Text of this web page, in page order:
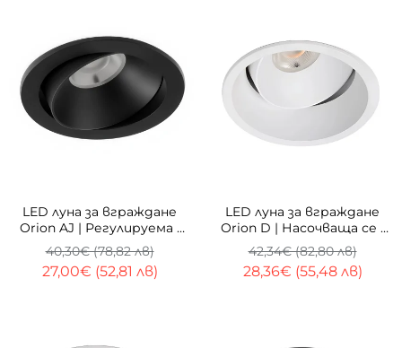
LED луна за вграждане
Orion AJ | Регулируема |
CCT | 10W
27,00€ (52,81 лв)
40,30€ (78,82 лв)
LED луна за вграждане
Orion D | Насочваща се |
10W | 3000K
28,36€ (55,48 лв)
42,34€ (82,80 лв)